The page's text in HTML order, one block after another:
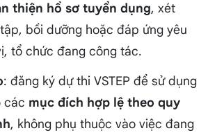
thiện hồ sơ tuyển dụng, xét
bồi dưỡng hoặc đáp ứng yêu
tổ chức đang công tác.
: đăng ký dự thi VSTEP để sử dụng
các mục đích hợp lệ theo quy
, không phụ thuộc vào việc đang